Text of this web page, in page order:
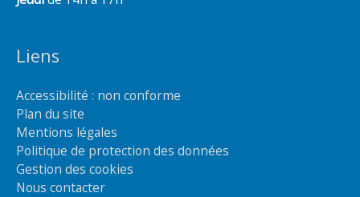
Liens
Accessibilité : non conforme
Plan du site
Mentions légales
Politique de protection des données
Gestion des cookies
Nous contacter